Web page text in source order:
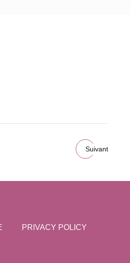
Suivant
PRIVACY POLICY